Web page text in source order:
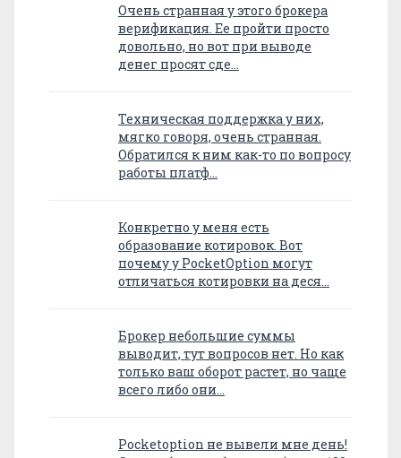
Очень странная у этого брокера
верификация. Ее пройти просто
довольно, но вот при выводе
денег просят сде…
Техническая поддержка у них,
мягко говоря, очень странная.
Обратился к ним как-то по вопросу
работы платф…
Конкретно у меня есть
образование котировок. Вот
почему у PocketOption могут
отличаться котировки на деся…
Брокер небольшие суммы
выводит, тут вопросов нет. Но как
только ваш оборот растет, но чаще
всего либо они…
Pocketoption не вывели мне день!